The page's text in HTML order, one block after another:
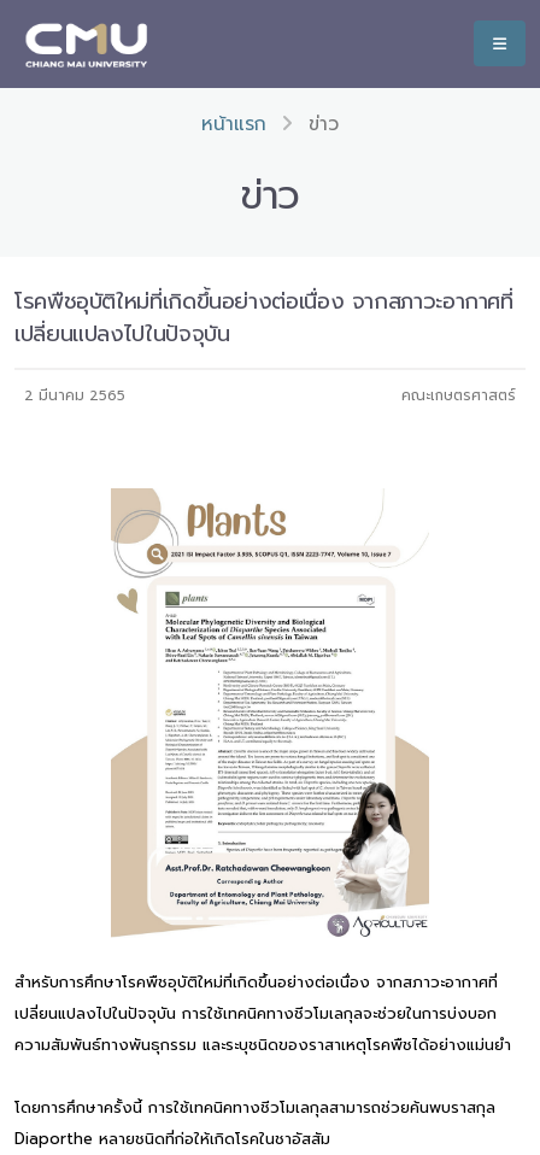
หน้าแรก ข่าว
ข่าว
โรคพืชอุบัติใหม่ที่เกิดขึ้นอย่างต่อเนื่อง จากสภาวะอากาศที่
เปลี่ยนแปลงไปในปัจจุบัน
2 มีนาคม 2565 คณะเกษตรศาสตร์
สำหรับการศึกษาโรคพืชอุบัติใหม่ที่เกิดขึ้นอย่างต่อเนื่อง จากสภาวะอากาศที่
เปลี่ยนแปลงไปในปัจจุบัน การใช้เทคนิคทางชีวโมเลกุลจะช่วยในการบ่งบอก
ความสัมพันธ์ทางพันธุกรรม และระบุชนิดของราสาเหตุโรคพืชได้อย่างแม่นยำ
โดยการศึกษาครั้งนี้ การใช้เทคนิคทางชีวโมเลกุลสามารถช่วยค้นพบราสกุล
Diaporthe หลายชนิดที่ก่อให้เกิดโรคในชาอัสสัม